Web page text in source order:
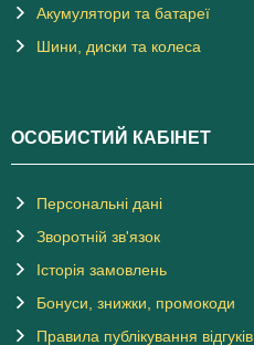
Акумулятори та батареї
Шини, диски та колеса
ОСОБИСТИЙ КАБІНЕТ
Персональні дані
Зворотній зв'язок
Історія замовлень
Бонуси, знижки, промокоди
Правила публікування відгуків